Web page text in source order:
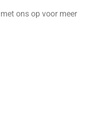
ons op voor meer